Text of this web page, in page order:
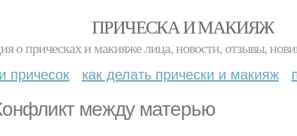
ПРИЧЕСКА И МАКИЯЖ
о прическах и макияже лица, новости, отзывы,
причесок как делать прически и макияж
между матерью